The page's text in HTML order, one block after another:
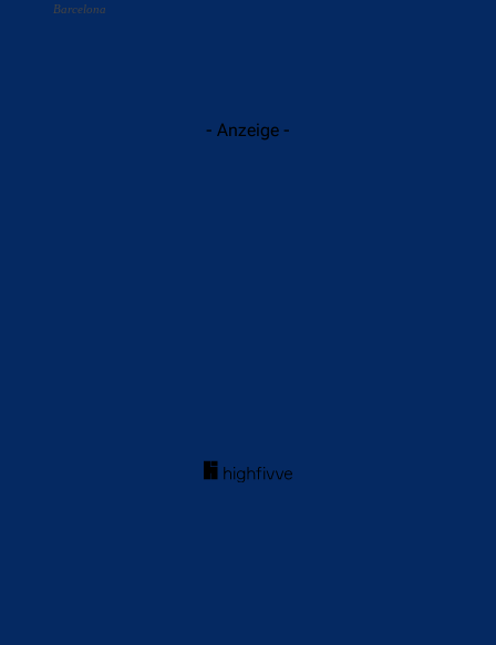
Barcelona
- Anzeige -